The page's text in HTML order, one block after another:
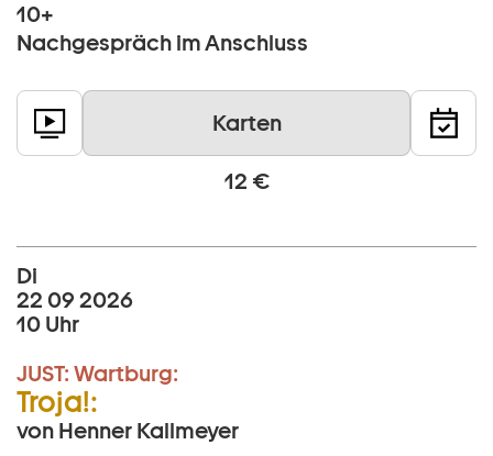
10+
Nachgespräch im Anschluss
Karten
12 €
Di
22 09 2026
10 Uhr
JUST: Wartburg:
Troja!:
von Henner Kallmeyer